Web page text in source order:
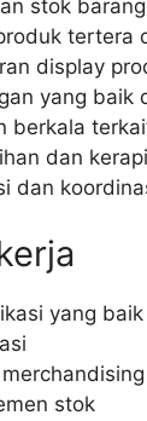
stok
tertera
display
yang baik
berkala
dan
dan
yang baik
stok